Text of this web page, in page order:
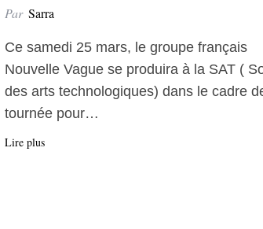
Par Sarra
Ce samedi 25 mars, le groupe français
Nouvelle Vague se produira à la SAT (
des arts technologiques) dans le cadre
tournée pour…
Lire plus